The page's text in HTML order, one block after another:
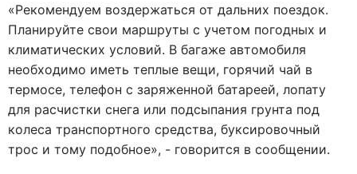
«Рекомендуем воздержаться от дальних поездок.
Планируйте свои маршруты с учетом погодных и
климатических условий. В багаже автомобиля
необходимо иметь теплые вещи, горячий чай в
термосе, телефон с заряженной батареей, лопату
для расчистки снега или подсыпания грунта под
колеса транспортного средства, буксировочный
трос и тому подобное», - говорится в сообщении.